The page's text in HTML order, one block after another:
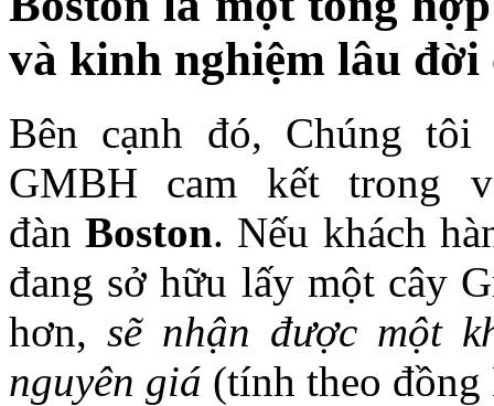
và kinh nghiệm lâu đời
Bên cạnh đó, Chúng tôi
GMBH cam kết trong
đànBoston. Nếu khách
đang sở hữu lấy một cây
hơn, sẽ nhận được một
nguyên giá (tính theo đồng